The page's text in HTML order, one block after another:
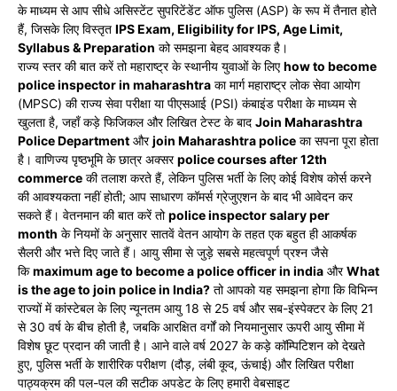
के माध्यम से आप सीधे असिस्टेंट सुपरिटेंडेंट ऑफ पुलिस (ASP) के रूप में तैनात होते
हैं, जिसके लिए विस्तृत IPS Exam, Eligibility for IPS, Age Limit,
Syllabus & Preparation को समझना बेहद आवश्यक है।
राज्य स्तर की बात करें तो महाराष्ट्र के स्थानीय युवाओं के लिएhow to become
police inspector in maharashtra का मार्ग महाराष्ट्र लोक सेवा आयोग
(MPSC) की राज्य सेवा परीक्षा या पीएसआई (PSI) कंबाइंड परीक्षा के माध्यम से
खुलता है, जहाँ कड़े फिजिकल और लिखित टेस्ट के बाद Join Maharashtra
Police Department औरjoin Maharashtra police का सपना पूरा होता
है। वाणिज्य पृष्ठभूमि के छात्र अक्सरpolice courses after 12th
commerce की तलाश करते हैं, लेकिन पुलिस भर्ती के लिए कोई विशेष कोर्स करने
की आवश्यकता नहीं होती; आप साधारण कॉमर्स ग्रेजुएशन के बाद भी आवेदन कर
सकते हैं। वेतनमान की बात करें तोpolice inspector salary per
month के नियमों के अनुसार सातवें वेतन आयोग के तहत एक बहुत ही आकर्षक
सैलरी और भत्ते दिए जाते हैं। आयु सीमा से जुड़े सबसे महत्वपूर्ण प्रश्न जैसे
किmaximum age to become a police officer in india औरWhat
is the age to join police in India? तो आपको यह समझना होगा कि विभिन्न
राज्यों में कांस्टेबल के लिए न्यूनतम आयु 18 से 25 वर्ष और सब-इंस्पेक्टर के लिए 21
से 30 वर्ष के बीच होती है, जबकि आरक्षित वर्गों को नियमानुसार ऊपरी आयु सीमा में
विशेष छूट प्रदान की जाती है। आने वाले वर्ष 2027 के कड़े कॉम्पिटिशन को देखते
हुए, पुलिस भर्ती के शारीरिक परीक्षण (दौड़, लंबी कूद, ऊंचाई) और लिखित परीक्षा
पाठ्यक्रम की पल-पल की सटीक अपडेट के लिए हमारी वेबसाइट